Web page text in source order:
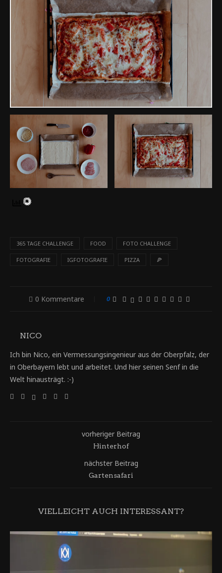
365 TAGE CHALLENGE FOOD FOTO CHALLENGE
FOTOGRAFIE IGFOTOGRAFIE PIZZA 🍕
0 Kommentare 0
NICO
Ich bin Nico, ein Vermessungsingenieur aus der Oberpfalz, der
in Oberbayern lebt und arbeitet. Und hier seinen Senf in die
Welt hinausträgt. :-)
vorheriger Beitrag
Hinterhof
nächster Beitrag
Gartensafari
VIELLEICHT AUCH INTERESSANT?